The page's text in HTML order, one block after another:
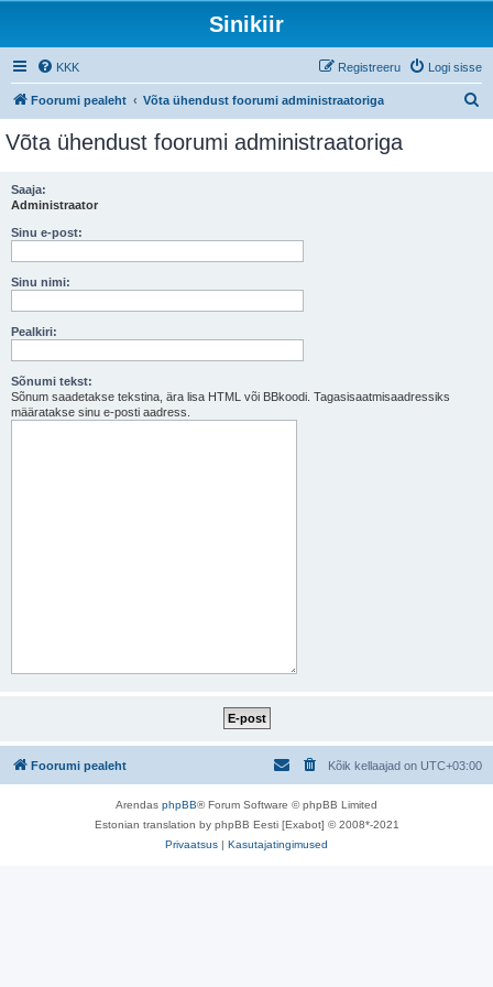
Sinikiir
KKK Logi sisse
Registreeru
Foorumi pealeht Võta ühendust foorumi administraatoriga
Võta ühendust foorumi administraatoriga
Saaja:
Administraator
Sinu e-post:
Sinu nimi:
Pealkiri:
Sõnumi tekst:
Sõnum saadetakse tekstina, ära lisa HTML või BBkoodi. Tagasisaatmisaadressiks
määratakse sinu e-posti aadress.
Foorumi pealeht Kõik kellaajad on UTC+03:00
Arendas phpBB® Forum Software © phpBB Limited
Estonian translation by phpBB Eesti [Exabot] © 2008*-2021
Privaatsus | Kasutajatingimused